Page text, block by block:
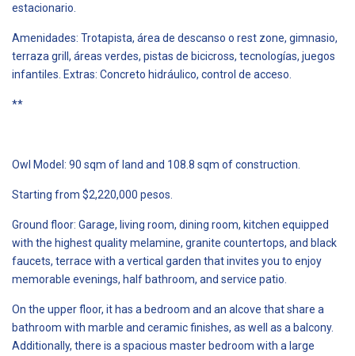
estacionario.
Amenidades: Trotapista, área de descanso o rest zone, gimnasio,
terraza grill, áreas verdes, pistas de bicicross, tecnologías, juegos
infantiles. Extras: Concreto hidráulico, control de acceso.
**
Owl Model: 90 sqm of land and 108.8 sqm of construction.
Starting from $2,220,000 pesos.
Ground floor: Garage, living room, dining room, kitchen equipped
with the highest quality melamine, granite countertops, and black
faucets, terrace with a vertical garden that invites you to enjoy
memorable evenings, half bathroom, and service patio.
On the upper floor, it has a bedroom and an alcove that share a
bathroom with marble and ceramic finishes, as well as a balcony.
Additionally, there is a spacious master bedroom with a large